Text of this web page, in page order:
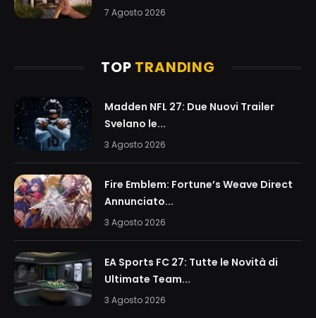
7 Agosto 2026
TOP TRANDING
Madden NFL 27: Due Nuovi Trailer
Svelano le...
3 Agosto 2026
Fire Emblem: Fortune’s Weave Direct
Annunciato...
3 Agosto 2026
EA Sports FC 27: Tutte le Novità di
Ultimate Team...
3 Agosto 2026